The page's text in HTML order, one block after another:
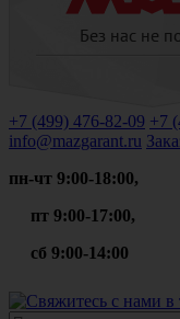
+7 (499) 476-82-09 +7
info@mazgarant.ru
пн-чт 9:00-18:00,
пт 9:00-17:00,
сб 9:00-14:00